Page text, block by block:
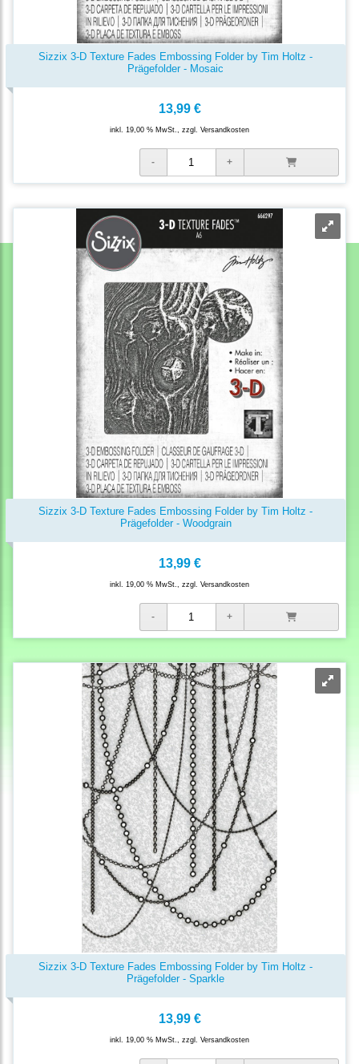
Sizzix 3-D Texture Fades Embossing Folder by Tim Holtz -
Prägefolder - Mosaic
13,99 €
inkl. 19,00 % MwSt., zzgl. Versandkosten
Sizzix 3-D Texture Fades Embossing Folder by Tim Holtz -
Prägefolder - Woodgrain
13,99 €
inkl. 19,00 % MwSt., zzgl. Versandkosten
Sizzix 3-D Texture Fades Embossing Folder by Tim Holtz -
Prägefolder - Sparkle
13,99 €
inkl. 19,00 % MwSt., zzgl. Versandkosten